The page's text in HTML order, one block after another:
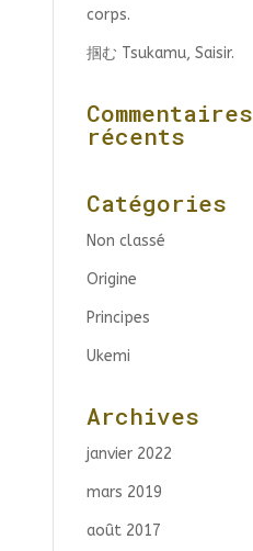
corps.
掴む Tsukamu, Saisir.
Commentaires
récents
Catégories
Non classé
Origine
Principes
Ukemi
Archives
janvier 2022
mars 2019
août 2017